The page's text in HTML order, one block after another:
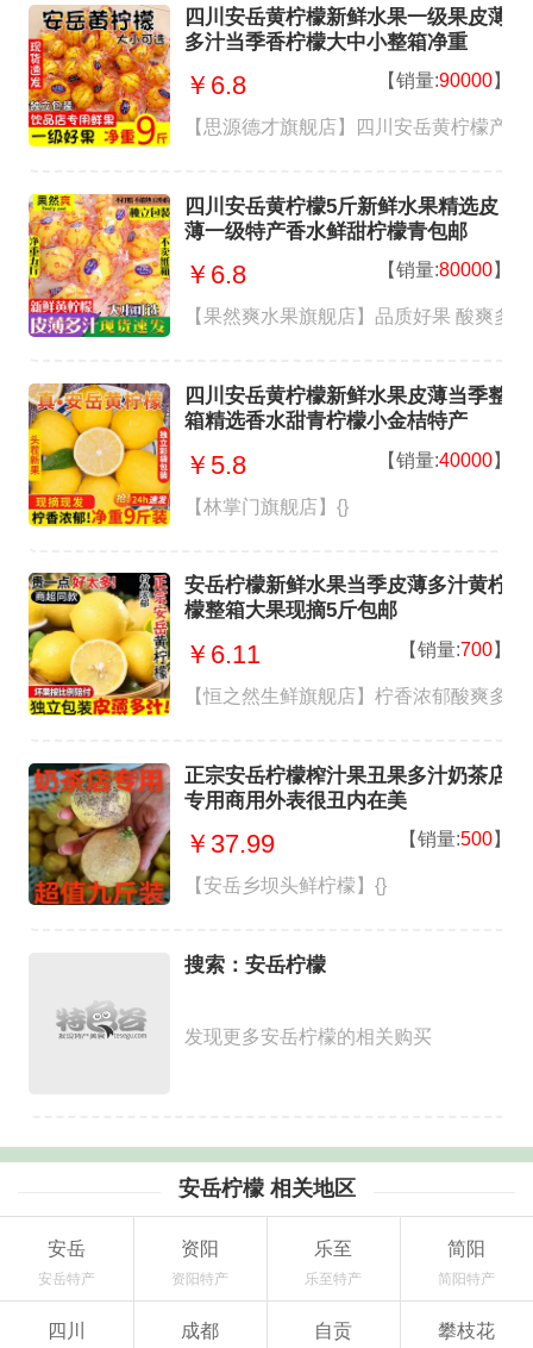
四川安岳黄柠檬新鲜水果一级果皮薄
多汁当季香柠檬大中小整箱净重
￥6.8 【销量:90000】
【思源德才旗舰店】四川安岳黄柠檬产
四川安岳黄柠檬5斤新鲜水果精选皮
薄一级特产香水鲜甜柠檬青包邮
￥6.8 【销量:80000】
【果然爽水果旗舰店】品质好果 酸爽多
四川安岳黄柠檬新鲜水果皮薄当季整
箱精选香水甜青柠檬小金桔特产
￥5.8 【销量:40000】
【林掌门旗舰店】{}
安岳柠檬新鲜水果当季皮薄多汁黄柠
檬整箱大果现摘5斤包邮
￥6.11 【销量:700】
【恒之然生鲜旗舰店】柠香浓郁酸爽多汁
正宗安岳柠檬榨汁果丑果多汁奶茶店
专用商用外表很丑内在美
￥37.99 【销量:500】
【安岳乡坝头鲜柠檬】{}
搜索：安岳柠檬
发现更多安岳柠檬的相关购买
安岳柠檬 相关地区
安岳
安岳特产
资阳
资阳特产
乐至
乐至特产
简阳
简阳特产
四川 成都 自贡 攀枝花